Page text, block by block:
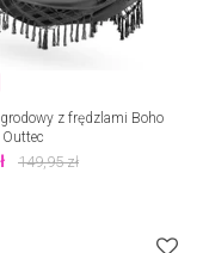
z frędzlami Boho
Outtec
149,95zł